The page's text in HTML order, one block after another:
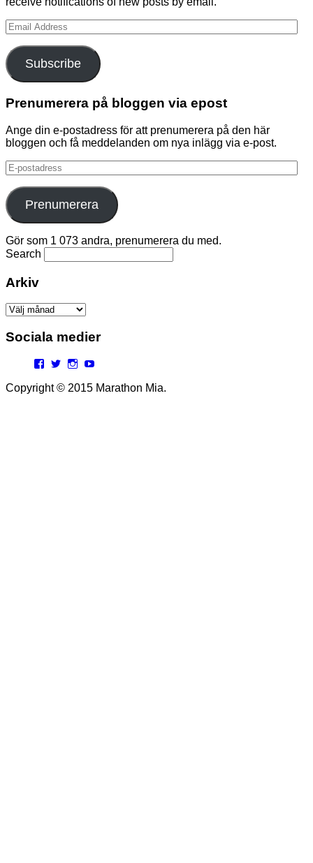
Email
Address
Subscribe
Prenumerera på bloggen via epost
Ange din e-postadress för att prenumerera på den här
bloggen och få meddelanden om nya inlägg via e-post.
E-
postadress
Prenumerera
Gör som 1 073 andra, prenumerera du med.
Search
Arkiv
Arkiv
Sociala medier
Facebook
TwitterInstagram
Copyright © 2015 Marathon Mia.